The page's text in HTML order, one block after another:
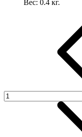
Вес: 0.4 кг.